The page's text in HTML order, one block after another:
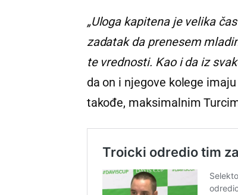
„Uloga kapitena je velika
zadatak da prenesem
te vrednosti. Kao i da iz
da on i njegove kolege
takođe, maksimalnim